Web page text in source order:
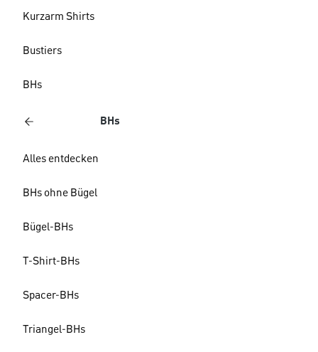
Kurzarm Shirts
Bustiers
BHs
BHs
Alles entdecken
BHs ohne Bügel
Bügel-BHs
T-Shirt-BHs
Spacer-BHs
Triangel-BHs